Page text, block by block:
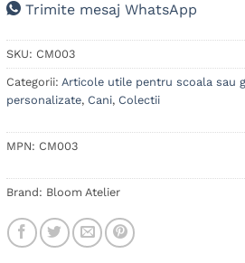
Trimite mesaj WhatsApp
SKU: CM003
Categorii: Articole utile pentru scoala sau
personalizate, Cani, Colectii
MPN: CM003
Brand: Bloom Atelier